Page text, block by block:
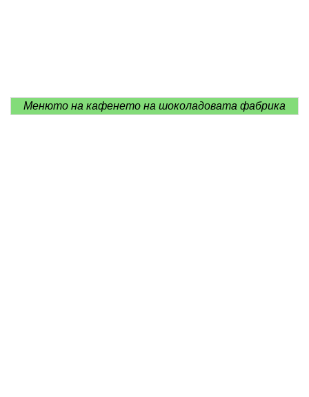
Менюто на кафенето на шоколадовата фабрика